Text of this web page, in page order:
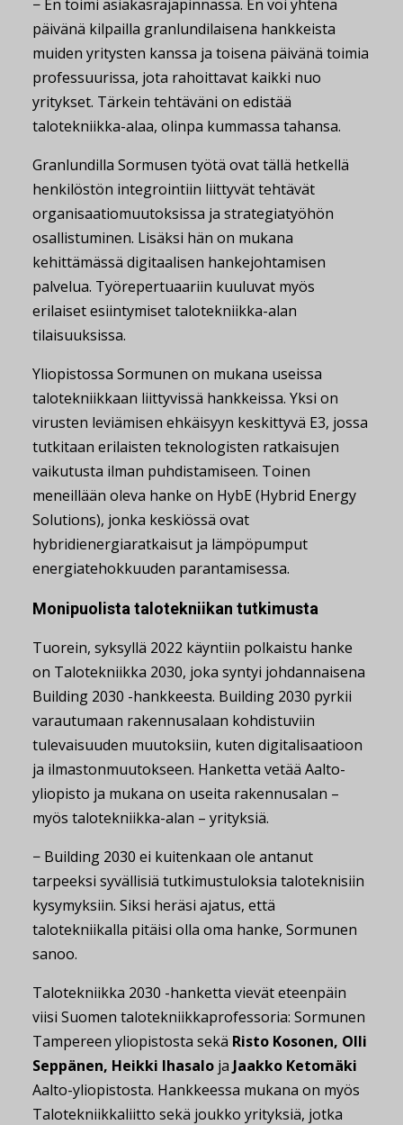
− En toimi asiakasrajapinnassa. En voi yhtenä
päivänä kilpailla granlundilaisena hankkeista
muiden yritysten kanssa ja toisena päivänä toimia
professuurissa, jota rahoittavat kaikki nuo
yritykset. Tärkein tehtäväni on edistää
talotekniikka-alaa, olinpa kummassa tahansa.
Granlundilla Sormusen työtä ovat tällä hetkellä
henkilöstön integrointiin liittyvät tehtävät
organisaatiomuutoksissa ja strategiatyöhön
osallistuminen. Lisäksi hän on mukana
kehittämässä digitaalisen hankejohtamisen
palvelua. Työrepertuaariin kuuluvat myös
erilaiset esiintymiset talotekniikka-alan
tilaisuuksissa.
Yliopistossa Sormunen on mukana useissa
talotekniikkaan liittyvissä hankkeissa. Yksi on
virusten leviämisen ehkäisyyn keskittyvä E3, jossa
tutkitaan erilaisten teknologisten ratkaisujen
vaikutusta ilman puhdistamiseen. Toinen
meneillään oleva hanke on HybE (Hybrid Energy
Solutions), jonka keskiössä ovat
hybridienergiaratkaisut ja lämpöpumput
energiatehokkuuden parantamisessa.
Monipuolista talotekniikan tutkimusta
Tuorein, syksyllä 2022 käyntiin polkaistu hanke
on Talotekniikka 2030, joka syntyi johdannaisena
Building 2030 -hankkeesta. Building 2030 pyrkii
varautumaan rakennusalaan kohdistuviin
tulevaisuuden muutoksiin, kuten digitalisaatioon
ja ilmastonmuutokseen. Hanketta vetää Aalto-
yliopisto ja mukana on useita rakennusalan –
myös talotekniikka-alan – yrityksiä.
− Building 2030 ei kuitenkaan ole antanut
tarpeeksi syvällisiä tutkimustuloksia taloteknisiin
kysymyksiin. Siksi heräsi ajatus, että
talotekniikalla pitäisi olla oma hanke, Sormunen
sanoo.
Talotekniikka 2030 -hanketta vievät eteenpäin
viisi Suomen talotekniikkaprofessoria: Sormunen
Tampereen yliopistosta sekä Risto Kosonen, Olli
Seppänen, Heikki Ihasalo ja Jaakko Ketomäki
Aalto-yliopistosta. Hankkeessa mukana on myös
Talotekniikkaliitto sekä joukko yrityksiä, jotka